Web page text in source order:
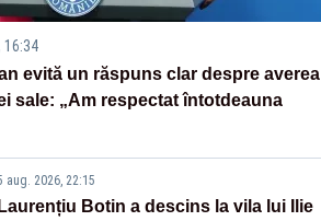
16:34
evită un răspuns clar despre averea
sale: „Am respectat întotdeauna
aug. 2026, 22:15
Laurențiu Botin a descins la vila lui Ilie